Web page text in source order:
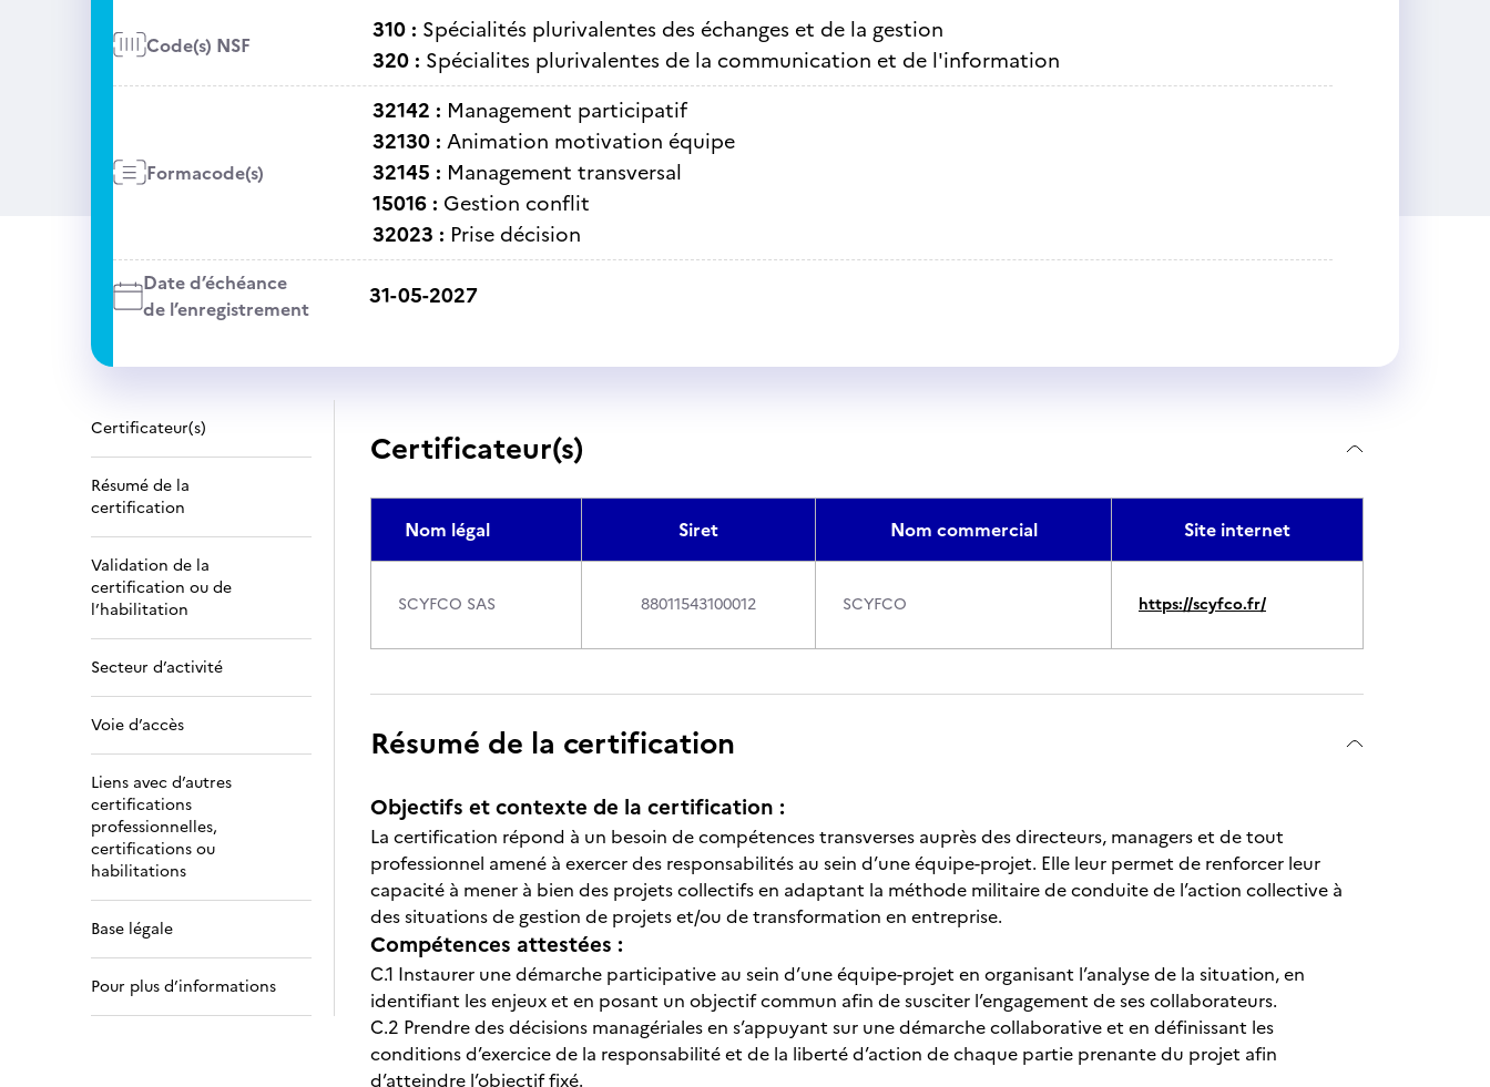
Code(s) NSF
310 : Spécialités plurivalentes des échanges et de la gestion
320 : Spécialites plurivalentes de la communication et de l'information
Formacode(s)
32142 : Management participatif
32130 : Animation motivation équipe
32145 : Management transversal
15016 : Gestion conflit
32023 : Prise décision
Date d’échéance
de l’enregistrement
31-05-2027
Certificateur(s)
Résumé de la
certification
Validation de la
certification ou de
l’habilitation
Secteur d’activité
Voie d’accès
Liens avec d’autres
certifications
professionnelles,
certifications ou
habilitations
Base légale
Pour plus d’informations
Certificateur(s)
Nom légal Siret Nom commercial Site internet
SCYFCO SAS 88011543100012 SCYFCO https://scyfco.fr/
Résumé de la certification
Objectifs et contexte de la certification :
La certification répond à un besoin de compétences transverses auprès des directeurs, managers et de tout
professionnel amené à exercer des responsabilités au sein d’une équipe-projet. Elle leur permet de renforcer leur
capacité à mener à bien des projets collectifs en adaptant la méthode militaire de conduite de l’action collective à
des situations de gestion de projets et/ou de transformation en entreprise.
Compétences attestées :
C.1 Instaurer une démarche participative au sein d’une équipe-projet en organisant l’analyse de la situation, en
identifiant les enjeux et en posant un objectif commun afin de susciter l’engagement de ses collaborateurs.
C.2 Prendre des décisions managériales en s’appuyant sur une démarche collaborative et en définissant les
conditions d’exercice de la responsabilité et de la liberté d’action de chaque partie prenante du projet afin
d’atteindre l’objectif fixé.